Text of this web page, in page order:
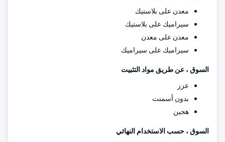
معدن على بلاستيك
سيراميك على بلاستيك
معدن على معدن
سيراميك على سيراميك
السوق ، عن طريق مواد التثبيت
عزز
بدون أسمنت
هجين
السوق ، حسب الاستخدام النهائي